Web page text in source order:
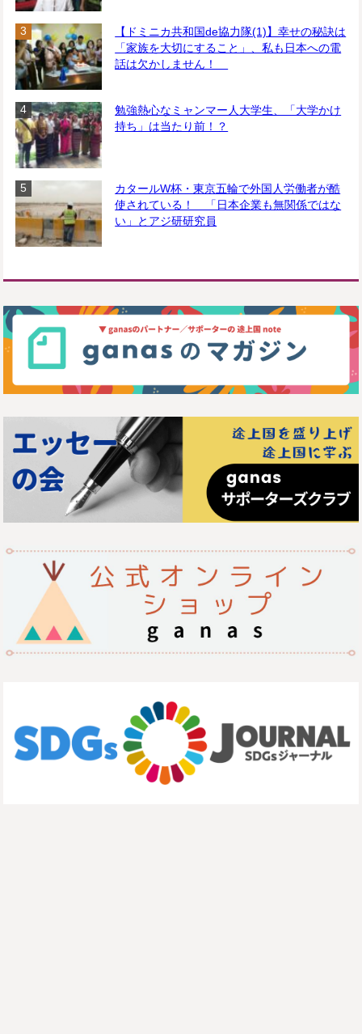
【ドミニカ共和国de協力隊(1)】幸せの秘訣は
「家族を大切にすること」、私も日本への電
話は欠かしません！
勉強熱心なミャンマー人大学生、「大学かけ
持ち」は当たり前！？
カタールW杯・東京五輪で外国人労働者が酷
使されている！ 「日本企業も無関係ではな
い」とアジ研研究員